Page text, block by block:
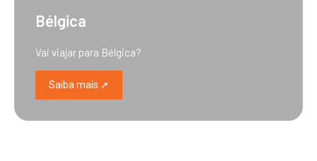
Bélgica
Vai viajar para Bélgica?
Saiba mais ➚